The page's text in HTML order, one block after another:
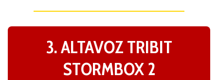
3. ALTAVOZ TRIBIT
STORMBOX 2